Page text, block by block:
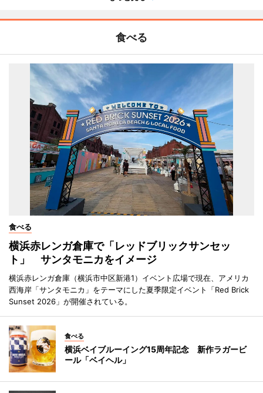
食べる
食べる
横浜赤レンガ倉庫で「レッドブリックサンセッ
ト」 サンタモニカをイメージ
横浜赤レンガ倉庫（横浜市中区新港1）イベント広場で現在、アメリカ
西海岸「サンタモニカ」をテーマにした夏季限定イベント「Red Brick
Sunset 2026」が開催されている。
食べる
横浜ベイブルーイング15周年記念 新作ラガービ
ール「ベイヘル」